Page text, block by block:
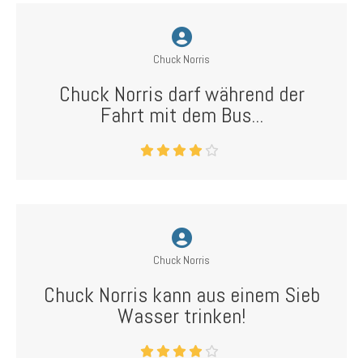
Chuck Norris
Chuck Norris darf während der
Fahrt mit dem Bus...
Chuck Norris
Chuck Norris kann aus einem Sieb
Wasser trinken!